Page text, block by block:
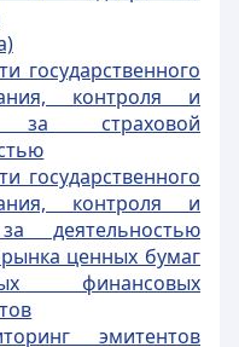
государственного
контроля и
за страховой
государственного
контроля и
деятельностью
ценных бумаг
финансовых
эмитентов